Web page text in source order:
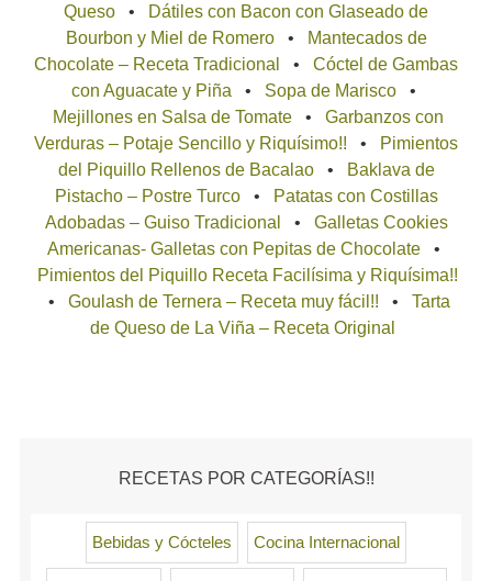
Queso
Dátiles con Bacon con Glaseado de
Bourbon y Miel de Romero
Mantecados de
Chocolate – Receta Tradicional
Cóctel de Gambas
con Aguacate y Piña
Sopa de Marisco
Mejillones en Salsa de Tomate
Garbanzos con
Verduras – Potaje Sencillo y Riquísimo!!
Pimientos
del Piquillo Rellenos de Bacalao
Baklava de
Pistacho – Postre Turco
Patatas con Costillas
Adobadas – Guiso Tradicional
Galletas Cookies
Americanas- Galletas con Pepitas de Chocolate
Pimientos del Piquillo Receta Facilísima y Riquísima!!
Goulash de Ternera – Receta muy fácil!!
Tarta
de Queso de La Viña – Receta Original
RECETAS POR CATEGORÍAS!!
Bebidas y Cócteles Cocina Internacional